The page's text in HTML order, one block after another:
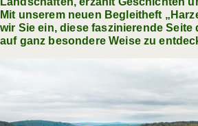
Mit unserem neuen Begleitheft
wir Sie ein, diese faszinierende Seite
auf ganz besondere Weise zu